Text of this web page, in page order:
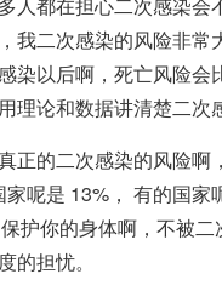
我二次感染的风险非
染以后啊，死亡风险
理论和数据讲清楚二次
正的二次感染的风险
家呢是 13%， 有的国
护你的身体啊，不被
的担忧。